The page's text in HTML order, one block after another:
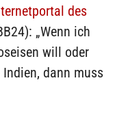
des
„Wenn ich
will oder
dann muss